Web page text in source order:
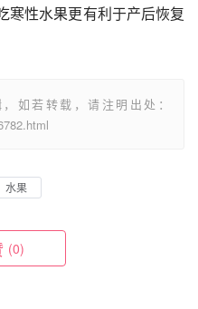
寒性水果更有利于产后恢复
如若转载，请注明出处：
水果
(0)